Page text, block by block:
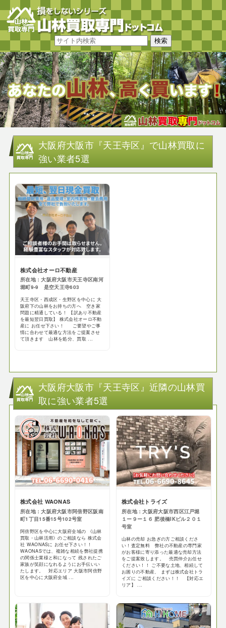
大阪府大阪市『天王寺区』で山林買取に
強い業者5選
株式会社オーロ不動産
所在地：大阪府大阪市天王寺区南河
堀町9-9 是空天王寺603
天王寺区・西成区・生野区を中心に 大
阪府下の山林をお持ちの方へ 空き家
問題に精通している！ 【訳あり不動産
を最短翌日買取】 株式会社オーロ不動
産に お任せ下さい！ ご要望やご事
情に合わせて最適な方法をご提案させ
て頂きます 山林を処分、買取 ...
大阪府大阪市『天王寺区』近隣の山林買
取に強い業者5選
株式会社 WAONAS
所在地：大阪府大阪市阿倍野区阪南
町1丁目15番15号102号室
阿倍野区を中心に大阪府全域の 《山林
買取・山林活用》のご相談なら 株式会
社 WAONASに お任せ下さい！！
WAONASでは、複雑な相続を弊社提携
の関係士業様と和になって 残されたご
家族が笑顔になれるようにお手伝いい
たします。 対応エリア 大阪市阿倍野
区を中心に大阪府全域 ...
​株式会社トライズ
所在地：大阪府大阪市西区江戸堀
１ー９ー１６ ​肥後橋IKビル２０１
号室
山林の売却 お急ぎの方ご相談くださ
い！査定無料 弊社の不動産の専門家
がお客様に寄り添った最適な売却方法
をご提案致します。 売買仲介お任せ
ください！！ ご不要な土地、相続して
お困りの不動産、 まずは株式会社トラ
イズに ご相談ください！！ 【対応エ
リア】 ...